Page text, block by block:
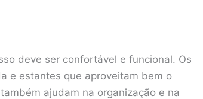
deve ser confortável e funcional. Os
e estantes que aproveitam bem o
ajudam na organização e na